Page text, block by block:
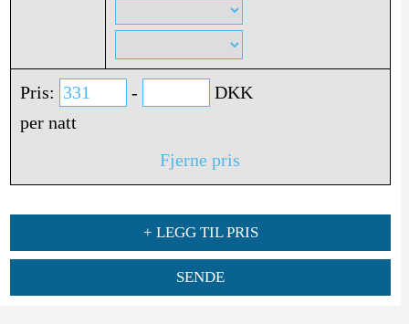
Pris: -
DKK
per natt
Fjerne pris
+ LEGG TIL PRIS
SENDE